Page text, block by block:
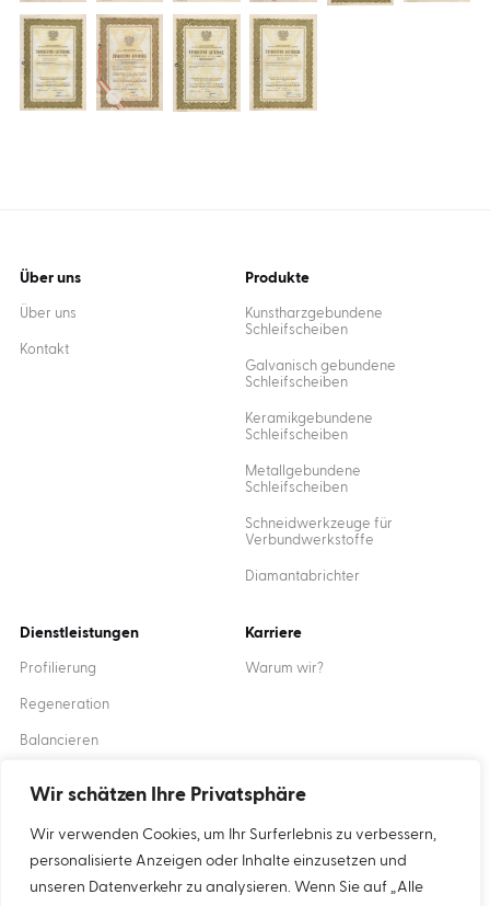
Wir schätzen Ihre Privatsphäre
Wir verwenden Cookies, um Ihr Surferlebnis zu verbessern,
personalisierte Anzeigen oder Inhalte einzusetzen und
unseren Datenverkehr zu analysieren. Wenn Sie auf „Alle
Über uns
Über uns
Kontakt
Produkte
Kunstharzgebundene
Schleifscheiben
Galvanisch gebundene
Schleifscheiben
Keramikgebundene
Schleifscheiben
Metallgebundene
Schleifscheiben
Schneidwerkzeuge für
Verbundwerkstoffe
Diamantabrichter
Dienstleistungen
Profilierung
Regeneration
Balancieren
Karriere
Warum wir?
Created by